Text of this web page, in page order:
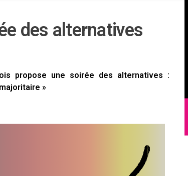
des alternatives
propose une soirée des alternatives :
»